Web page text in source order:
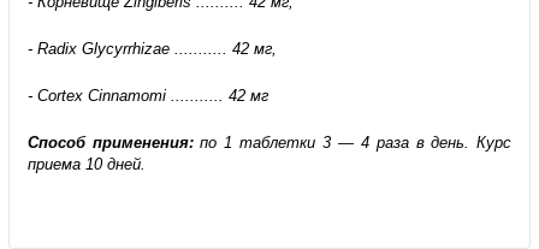
- Radix Glycyrrhizae ........... 42 мг,
- Cortex Cinnamomi ........... 42 мг
Способ применения:по 1 таблетки 3 — 4 раза в день. Курс
приема 10 дней.